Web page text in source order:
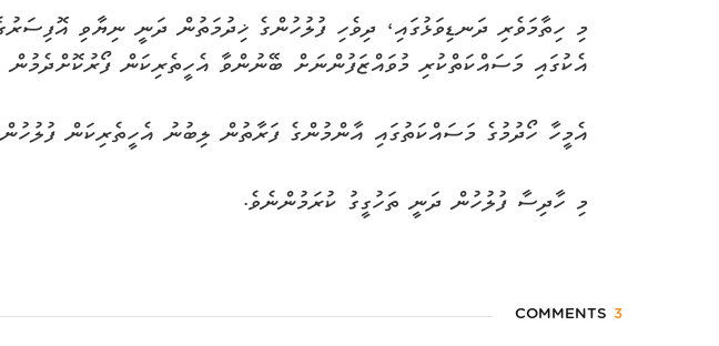
މި ހިތާމަވެރި ދަނޑިވަޅުގައި، ދިވެހި ފުލުހުންގެ ޚިދުމަތުން ދަނީ ނިޔާވި
އެކުގައި މަސައްކަތްކުރި މުވައްޒަފުންނަށް ބޭނުންވާ އެހީތެރިކަން ފޯރުކޮށްދެމުން
އެމީހާ ހޯދުމުގެ މަސައްކަތުގައި އާންމުންގެ ފަރާތުން ލިބުނު އެހީތެރިކަން ފުލުހުން
މި ހާދިސާ ފުލުހުން ދަނީ ތަހުގީގު ކުރަމުންނެވެ.
3